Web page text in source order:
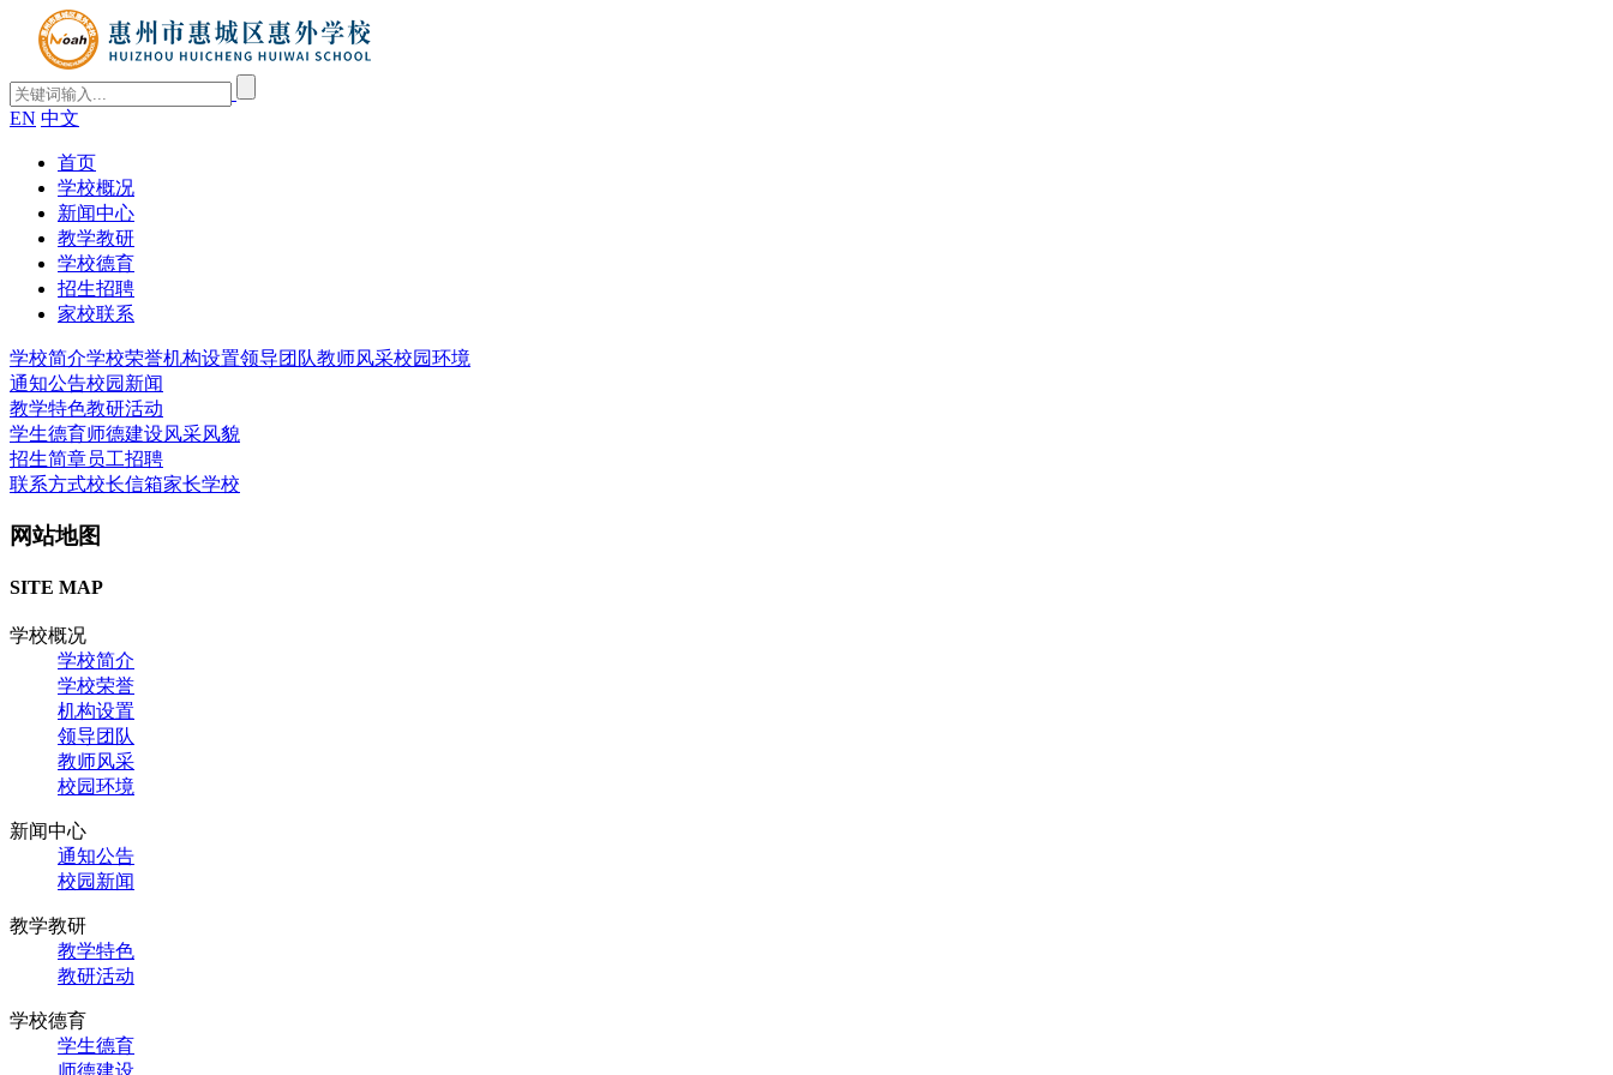
EN 中文
首页
学校概况
新闻中心
教学教研
学校德育
招生招聘
家校联系
学校简介学校荣誉机构设置领导团队教师风采校园环境
通知公告校园新闻
教学特色教研活动
学生德育师德建设风采风貌
招生简章员工招聘
联系方式校长信箱家长学校
网站地图
SITE MAP
学校概况
学校简介
学校荣誉
机构设置
领导团队
教师风采
校园环境
新闻中心
通知公告
校园新闻
教学教研
教学特色
教研活动
学校德育
学生德育